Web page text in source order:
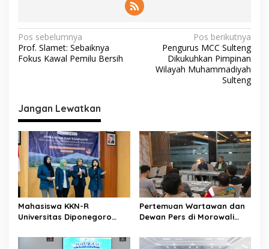
N
a
g
a
s
i
p
o
s
Pos sebelumnya
Prof. Slamet: Sebaiknya
Fokus Kawal Pemilu Bersih
Pos berikutnya
Pengurus MCC Sulteng
Dikukuhkan Pimpinan
Wilayah Muhammadiyah
Sulteng
Jangan Lewatkan
Mahasiswa KKN-R
Universitas Diponegoro
Pencegahan Pernikahan
Pertemuan Wartawan dan
Dewan Pers di Morowali
dan Peningkatan